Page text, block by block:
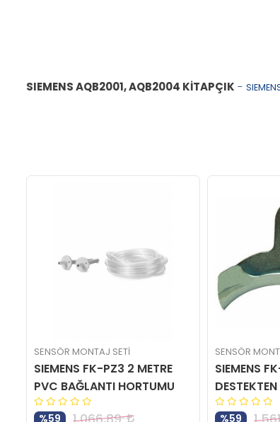
SIEMENS AQB2001, AQB2004 KİTAPÇIK -
SENSÖR MONTAJ SETİ
SIEMENS FK-PZ3 2 METRE
PVC BAĞLANTI HORTUMU
%59
SENSÖR
SIEMENS
%59